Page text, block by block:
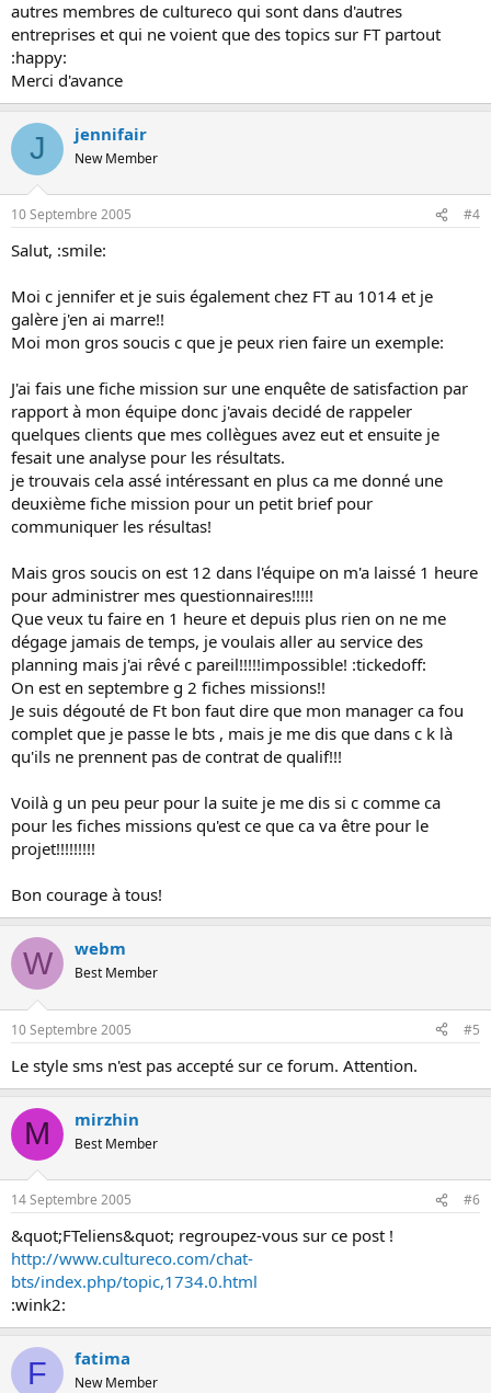
autres membres de cultureco qui sont dans d'autres
entreprises et qui ne voient que des topics sur FT partout
:happy:
Merci d'avance
J jennifair
New Member
10 Septembre 2005 #4
Salut, :smile:
Moi c jennifer et je suis également chez FT au 1014 et je
galère j'en ai marre!!
Moi mon gros soucis c que je peux rien faire un exemple:
J'ai fais une fiche mission sur une enquête de satisfaction par
rapport à mon équipe donc j'avais decidé de rappeler
quelques clients que mes collègues avez eut et ensuite je
fesait une analyse pour les résultats.
je trouvais cela assé intéressant en plus ca me donné une
deuxième fiche mission pour un petit brief pour
communiquer les résultas!
Mais gros soucis on est 12 dans l'équipe on m'a laissé 1 heure
pour administrer mes questionnaires!!!!!
Que veux tu faire en 1 heure et depuis plus rien on ne me
dégage jamais de temps, je voulais aller au service des
planning mais j'ai rêvé c pareil!!!!!impossible! :tickedoff:
On est en septembre g 2 fiches missions!!
Je suis dégouté de Ft bon faut dire que mon manager ca fou
complet que je passe le bts , mais je me dis que dans c k là
qu'ils ne prennent pas de contrat de qualif!!!
Voilà g un peu peur pour la suite je me dis si c comme ca
pour les fiches missions qu'est ce que ca va être pour le
projet!!!!!!!!!
Bon courage à tous!
W webm
Best Member
10 Septembre 2005 #5
Le style sms n'est pas accepté sur ce forum. Attention.
M mirzhin
Best Member
14 Septembre 2005 #6
&quot;FTeliens&quot; regroupez-vous sur ce post !
http://www.cultureco.com/chat-
bts/index.php/topic,1734.0.html
:wink2:
F fatima
New Member